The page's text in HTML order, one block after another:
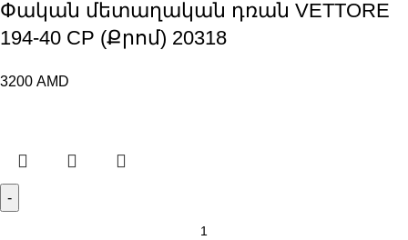
Փական մետաղական դռան VЕTTORE
194-40 CP (Քրոմ) 20318
3200 AMD